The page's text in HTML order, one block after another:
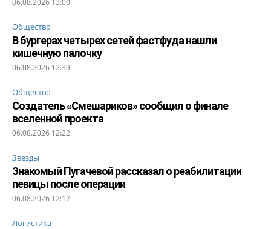
Общество
В бургерах четырех сетей фастфуда нашли
кишечную палочку
06.08.2026 12:39
Общество
Создатель «Смешариков» сообщил о финале
вселенной проекта
06.08.2026 12:22
Звезды
Знакомый Пугачевой рассказал о реабилитации
певицы после операции
06.08.2026 12:17
Логистика